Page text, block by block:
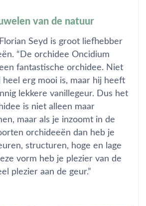
van de natuur
Seyd is groot liefhebber
“De orchidee Oncidium
fantastische orchidee. Niet
heel erg mooi is, maar hij heeft
lekkere vanillegeur. Dus het
is niet alleen maar
maar als je inzoomt in de
orchideeën dan heb je
structuren, hoge en lage
vorm heb je plezier van de
plezier aan de geur.”